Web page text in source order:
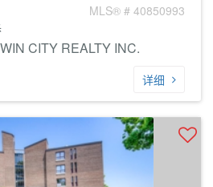
MLS® # 40850993
CITY REALTY INC.
详细